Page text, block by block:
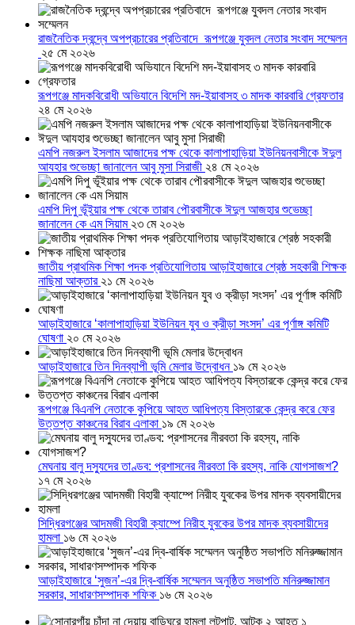
রাজনৈতিক দ্বন্দ্বে অপপ্রচারের প্রতিবাদে ‎রূপগঞ্জে যুবদল নেতার সংবাদ সম্মেলন
২৫ মে ২০২৬
রূপগঞ্জে মাদকবিরোধী অভিযানে বিদেশি মদ-ইয়াবাসহ ৩ মাদক কারবারি গ্রেফতার
২৪ মে ২০২৬
এমপি নজরুল ইসলাম আজাদের পক্ষ থেকে কালাপাহাড়িয়া ইউনিয়নবাসীকে ঈদুল
আযহার শুভেচ্ছা জানালেন আবু মুসা সিরাজী ২৪ মে ২০২৬
এমপি দিপু ভূঁইয়ার পক্ষ থেকে তারাব পৌরবাসীকে ঈদুল আজহার শুভেচ্ছা
জানালেন কে এম সিয়াম ২৩ মে ২০২৬
জাতীয় প্রাথমিক শিক্ষা পদক প্রতিযোগিতায় আড়াইহাজারে শ্রেষ্ঠ সহকারী শিক্ষক
নাছিমা আক্তার ২১ মে ২০২৬
আড়াইহাজারে ‘কালাপাহাড়িয়া ইউনিয়ন যুব ও ক্রীড়া সংসদ’ এর পূর্ণাঙ্গ কমিটি
ঘোষণা ২০ মে ২০২৬
আড়াইহাজারে তিন দিনব্যাপী ভূমি মেলার উদ্বোধন ১৯ মে ২০২৬
রূপগঞ্জে বিএনপি নেতাকে কুপিয়ে আহত আধিপত্য বিস্তারকে কেন্দ্র করে ফের
উত্তপ্ত কাঞ্চনের বিরাব এলাকা ১৯ মে ২০২৬
মেঘনায় বালু দস্যুদের তাণ্ডব: প্রশাসনের নীরবতা কি রহস্য, নাকি যোগসাজশ?
১৭ মে ২০২৬
সিদ্ধিরগঞ্জের আদমজী বিহারী ক্যাম্পে নিরীহ যুবকের উপর মাদক ব্যবসায়ীদের
হামলা ১৬ মে ২০২৬
আড়াইহাজারে ‘সুজন’-এর দ্বি-বার্ষিক সম্মেলন অনুষ্ঠিত সভাপতি মনিরুজ্জামান
সরকার, সাধারণসম্পাদক শফিক ১৬ মে ২০২৬